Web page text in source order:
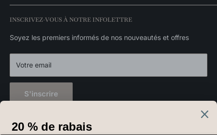
Catalogue exclusivités
Politique de disponibilité des stocks
Politique de confidentialité
Luminaires suspendus
Appliques murales
Luminaires extérieurs
INSCRIVEZ-VOUS À NOTRE INFOLETTRE
Soyez les premiers informés de nos nouveautés et offres
Votre email
S'inscrire